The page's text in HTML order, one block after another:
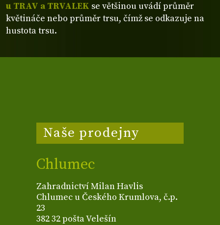
u TRAV a TRVALEK se většinou uvádí průměr
květináče nebo průměr trsu, čímž se odkazuje na
hustota trsu.
Naše prodejny
Chlumec
Zahradnictví Milan Havlis
Chlumec u Českého Krumlova, č.p.
23
382 32 pošta Velešín